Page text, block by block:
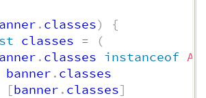
. classes)
{
classes =
(
. classes instanceof
banner . classes
[banner . classes]